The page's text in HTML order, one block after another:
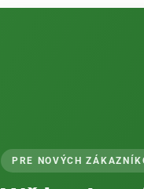
PRE NOVÝCH